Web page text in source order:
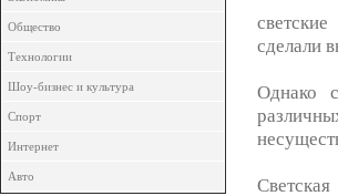
Общество
Технологии
Шоу-бизнес и культура
Спорт
Интернет
Авто
сделали
Однако